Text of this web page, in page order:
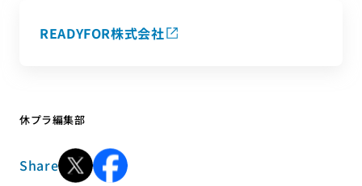
READYFOR株式会社
休プラ編集部
Share